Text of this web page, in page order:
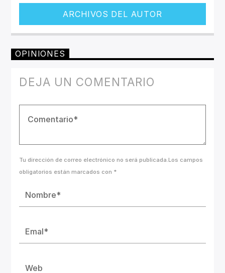
ARCHIVOS DEL AUTOR
OPINIONES
DEJA UN COMENTARIO
Tu dirección de correo electrónico no será publicada.Los campos
obligatorios están marcados con *